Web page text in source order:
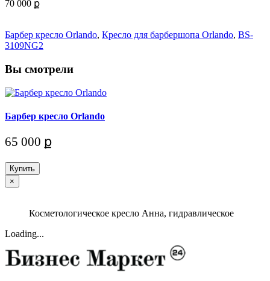
70 000 ք
Барбер кресло Orlando, Кресло для барбершопа Orlando, BS-
3109NG2
Вы смотрели
Барбер кресло Orlando
65 000 ք
Купить
×
Косметологическое кресло Анна, гидравлическое
Loading...